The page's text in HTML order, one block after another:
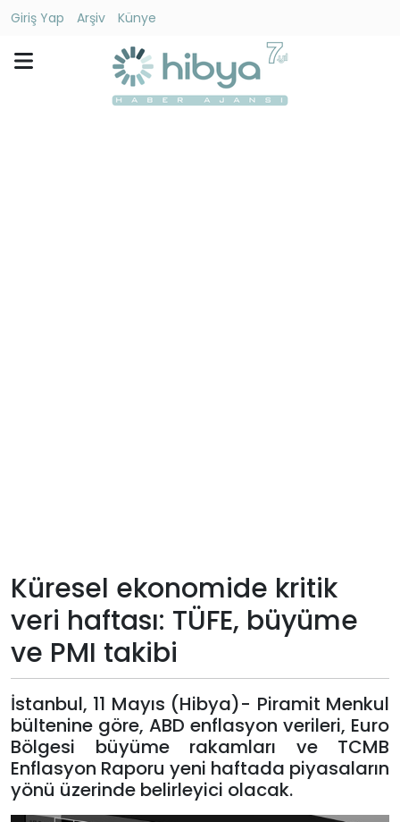
Giriş Yap Arşiv
Künye
Künye
Giriş
Yap
Küresel ekonomide kritik
veri haftası: TÜFE, büyüme
ve PMI takibi
İstanbul, 11 Mayıs (Hibya)- Piramit Menkul
bültenine göre, ABD enflasyon verileri, Euro
Bölgesi büyüme rakamları ve TCMB
Enflasyon Raporu yeni haftada piyasaların
yönü üzerinde belirleyici olacak.